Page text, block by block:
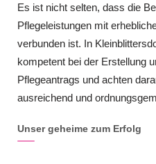
Es ist nicht selten, dass die
Pflegeleistungen mit
verbunden ist. In
kompetent bei der Erstellung
Pflegeantrags und achten
ausreichend und
Unser geheime zum Erfolg